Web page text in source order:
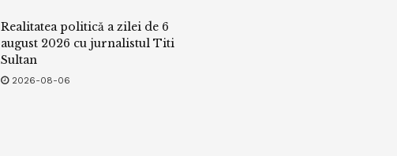
Realitatea politică a zilei de 6
august 2026 cu jurnalistul Titi
Sultan
2026-08-06